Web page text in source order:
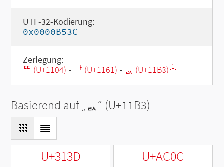
UTF-32-Kodierung:
0x0000B53C
Zerlegung:
ᄄ (U+1104) - ᅡ (U+1161) - ᆳ (U+11B3)[1]
Basierend auf „ᆳ“ (U+11B3)
U+313D U+AC0C